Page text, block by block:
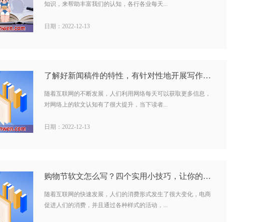
知识，来帮助丰富我们的认知，各行各业每天...
日期：2022-12-13
了解好新闻稿件的特性，有针对性地开展写作…
随着互联网的不断发展，人们利用网络每天可以获取更多信息，
对网络上的软文认知有了很大提升，当下读者...
日期：2022-12-13
购物节软文怎么写？四个实用小技巧，让你的营销推广有效果…
随着互联网的快速发展，人们的消费形式发生了很大变化，电商
促进人们的消费，并且通过各种样式的活动，...